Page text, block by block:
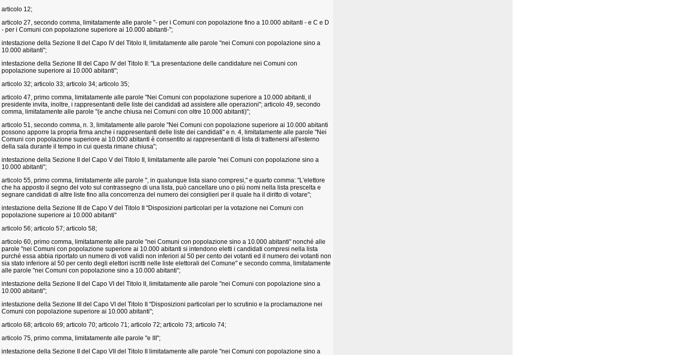
articolo 12;
articolo 27, secondo comma, limitatamente alle parole "- per i Comuni con popolazione fino a 10.000 abitanti - e C e D
- per i Comuni con popolazione superiore ai 10.000 abitanti-";
intestazione della Sezione II del Capo IV del Titolo II, limitatamente alle parole "nei Comuni con popolazione sino a
10.000 abitanti";
intestazione della Sezione III del Capo IV del Titolo II: "La presentazione delle candidature nei Comuni con
popolazione superiore ai 10.000 abitanti";
articolo 32; articolo 33; articolo 34; articolo 35;
articolo 47, primo comma, limitatamente alle parole "Nei Comuni con popolazione superiore a 10.000 abitanti, il
presidente invita, inoltre, i rappresentanti delle liste dei candidati ad assistere alle operazioni"; articolo 49, secondo
comma, limitatamente alle parole "(e anche chiusa nei Comuni con oltre 10.000 abitanti)";
articolo 51, secondo comma, n. 3, limitatamente alle parole "Nei Comuni con popolazione superiore ai 10.000 abitanti
possono apporre la propria firma anche i rappresentanti delle liste dei candidati" e n. 4, limitatamente alle parole "Nei
Comuni con popolazione superiore ai 10.000 abitanti è consentito ai rappresentanti di lista di trattenersi all'esterno
della sala durante il tempo in cui questa rimane chiusa";
intestazione della Sezione II del Capo V del Titolo II, limitatamente alle parole "nei Comuni con popolazione sino a
10.000 abitanti";
articolo 55, primo comma, limitatamente alle parole ", in qualunque lista siano compresi," e quarto comma: "L'elettore
che ha apposto il segno del voto sul contrassegno di una lista, può cancellare uno o più nomi nella lista prescelta e
segnare candidati di altre liste fino alla concorrenza del numero dei consiglieri per il quale ha il diritto di votare";
intestazione della Sezione III de Capo V del Titolo II "Disposizioni particolari per la votazione nei Comuni con
popolazione superiore ai 10.000 abitanti"
articolo 56; articolo 57; articolo 58;
articolo 60, primo comma, limitatamente alle parole "nei Comuni con popolazione sino a 10.000 abitanti" nonché alle
parole "nei Comuni con popolazione superiore ai 10.000 abitanti si intendono eletti i candidati compresi nella lista
purché essa abbia riportato un numero di voti validi non inferiori al 50 per cento dei votanti ed il numero dei votanti non
sia stato inferiore al 50 per cento degli elettori iscritti nelle liste elettorali del Comune" e secondo comma, limitatamente
alle parole "nei Comuni con popolazione sino a 10.000 abitanti";
intestazione della Sezione II del Capo VI del Titolo II, limitatamente alle parole "nei Comuni con popolazione sino a
10.000 abitanti";
intestazione della Sezione III del Capo VI del Titolo II "Disposizioni particolari per lo scrutinio e la proclamazione nei
Comuni con popolazione superiore ai 10.000 abitanti";
articolo 68; articolo 69; articolo 70; articolo 71; articolo 72; articolo 73; articolo 74;
articolo 75, primo comma, limitatamente alle parole "e III";
intestazione della Sezione II del Capo VII del Titolo II limitatamente alle parole "nei Comuni con popolazione sino a